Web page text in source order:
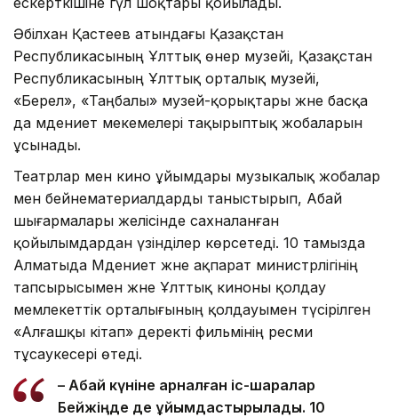
Әбілхан Қастеев атындағы Қазақстан
Республикасының Ұлттық өнер музейі, Қазақстан
Республикасының Ұлттық орталық музейі,
«Берел», «Таңбалы» музей-қорықтары және басқа
да мәдениет мекемелері тақырыптық жобаларын
ұсынады.
Театрлар мен кино ұйымдары музыкалық жобалар
мен бейнематериалдарды таныстырып, Абай
шығармалары желісінде сахналанған
қойылымдардан үзінділер көрсетеді. 10 тамызда
Алматыда Мәдениет және ақпарат министрлігінің
тапсырысымен және Ұлттық киноны қолдау
мемлекеттік орталығының қолдауымен түсірілген
«Алғашқы кітап» деректі фильмінің ресми
тұсаукесері өтеді.
– Абай күніне арналған іс-шаралар
Бейжіңде де ұйымдастырылады. 10